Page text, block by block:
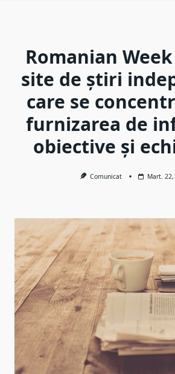
Romanian
site de știri
care se
furnizarea de
obiective și
Comunicat Mart.